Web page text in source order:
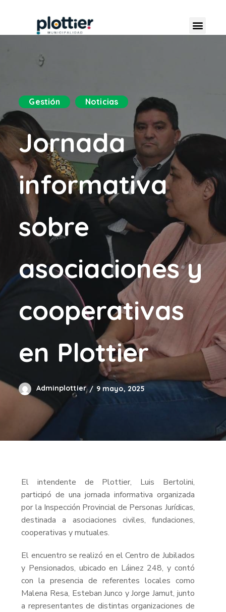
Gestión Noticias
Jornada
informativa
sobre
asociaciones y
cooperativas
en Plottier
Adminplottier 9 mayo, 2025
El intendente de Plottier, Luis Bertolini,
participó de una jornada informativa organizada
por la Inspección Provincial de Personas Jurídicas,
destinada a asociaciones civiles, fundaciones,
cooperativas y mutuales.
El encuentro se realizó en el Centro de Jubilados
y Pensionados, ubicado en Láinez 248, y contó
con la presencia de referentes locales como
Malena Resa, Esteban Junco y Jorge Jamut, junto
a representantes de distintas organizaciones de